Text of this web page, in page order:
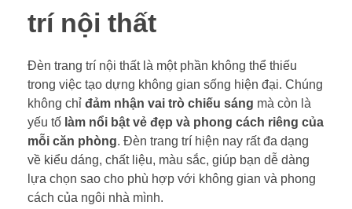
trí nội thất
Đèn trang trí nội thất là một phần không thể thiếu
trong việc tạo dựng không gian sống hiện đại. Chúng
không chỉ đảm nhận vai trò chiếu sáng mà còn là
yếu tố làm nổi bật vẻ đẹp và phong cách riêng của
mỗi căn phòng. Đèn trang trí hiện nay rất đa dạng
về kiểu dáng, chất liệu, màu sắc, giúp bạn dễ dàng
lựa chọn sao cho phù hợp với không gian và phong
cách của ngôi nhà mình.